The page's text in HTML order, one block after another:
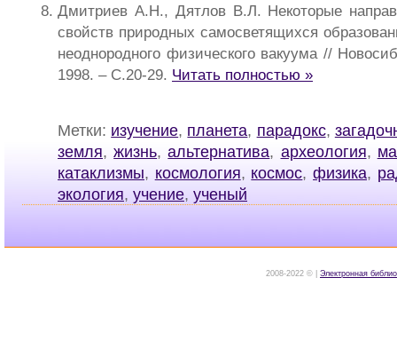
Дмитриев А.Н., Дятлов В.Л. Некоторые
свойств природных самосветящихся
неоднородного физического вакуума //
1998. – С.20-29. Читать полностью »
Метки: изучение, планета, парадокс,
земля,жизнь,альтернатива, археология,
катаклизмы, космология, космос,физика,
экология, учение, ученый
2008-2022 © | Электронная